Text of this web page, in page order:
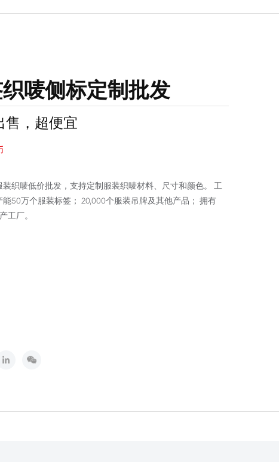
唛侧标定制批发
，超便宜
织唛低价批发，支持定制服装织唛材料、尺寸和颜色。 工
能50万个服装标签； 20,000个服装吊牌及其他产品； 拥有
工厂。